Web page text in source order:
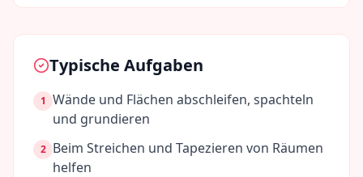
Typische Aufgaben
1 Wände und Flächen abschleifen, spachteln
und grundieren
2 Beim Streichen und Tapezieren von Räumen
helfen